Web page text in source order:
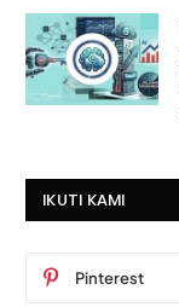
IKUTI KAMI
Pinterest